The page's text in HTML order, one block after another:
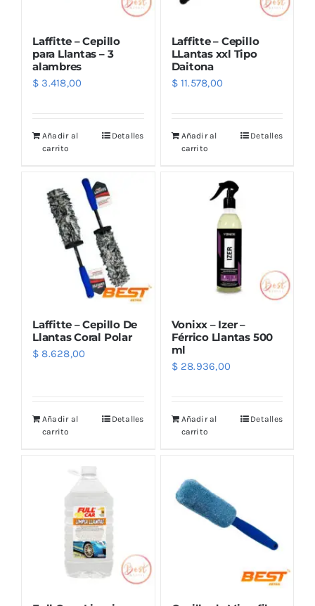
Laffitte – Cepillo
para Llantas – 3
alambres
$ 3.418,00
Añadir al
carrito
Detalles
Laffitte – Cepillo
LLantas xxl Tipo
Daitona
$11.578,00
Añadir al
carrito
Detalles
Laffitte – Cepillo De
Llantas Coral Polar
$ 8.628,00
Añadir al
carrito
Detalles
Vonixx – Izer –
Férrico Llantas 500
ml
$28.936,00
Añadir al
carrito
Detalles